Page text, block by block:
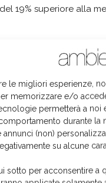
le migliori esperienze,
memorizzare e/o
permetterà a noi
durante la
annunci (non)
su alcune
sotto per acconsentire a
19% superiore alla
della GDO
prezzo ha guidato
aveva
il prezzo; i
qualità.
la